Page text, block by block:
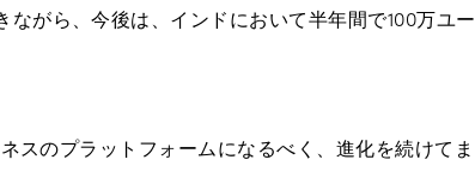
がら、今後は、インドにおいて半年間で100万ユー
スのプラットフォームになるべく、進化を続けてま